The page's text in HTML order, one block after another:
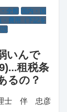
全般 国内・国
費用（下記を
説
いんで
租税条
るの？
士 伴 忠彦